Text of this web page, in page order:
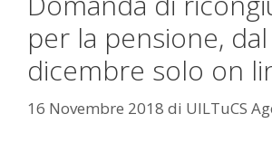
per la pensione, dal
dicembre solo on
16 Novembre 2018 di UILTuCS